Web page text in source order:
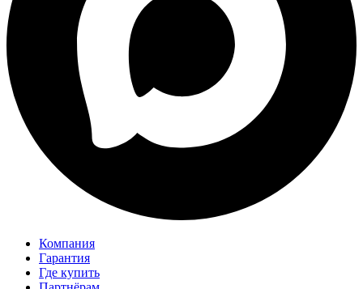
Компания
Гарантия
Где купить